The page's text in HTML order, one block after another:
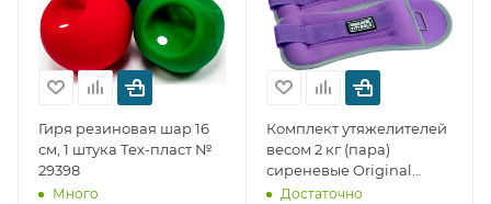
Гиря резиновая шар 16
см, 1 штука Тех-пласт №
29398
Много
Комплект утяжелителей
весом 2 кг (пара)
сиреневые Original
Fit.Tools № 29315
Достаточно